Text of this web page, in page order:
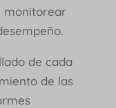
monitorear
de cada
de las